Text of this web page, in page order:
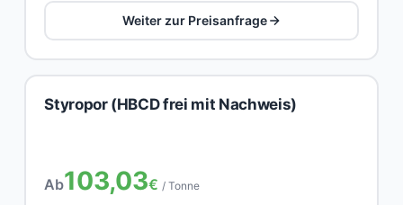
Weiter zur Preisanfrage
Styropor (HBCD frei mit Nachweis)
Ab103,03€ / Tonne